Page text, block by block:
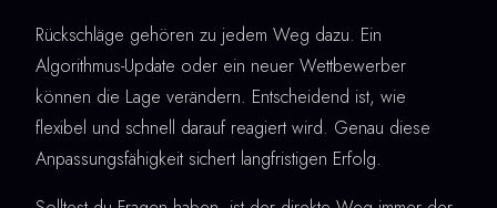
Rückschläge gehören zu jedem Weg dazu. Ein
Algorithmus-Update oder ein neuer Wettbewerber
können die Lage verändern. Entscheidend ist, wie
flexibel und schnell darauf reagiert wird. Genau diese
Anpassungsfähigkeit sichert langfristigen Erfolg.